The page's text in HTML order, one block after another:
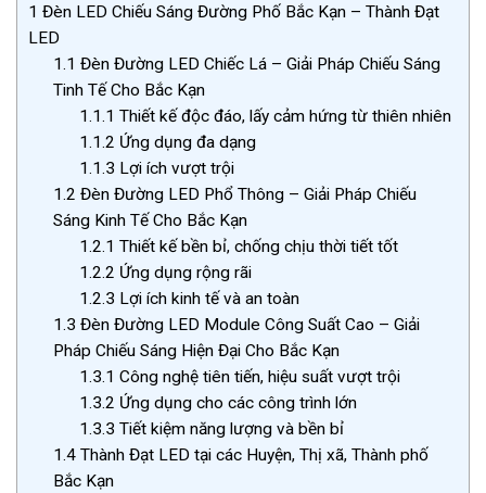
1 Đèn LED Chiếu Sáng Đường Phố Bắc Kạn – Thành Đạt
LED
1.1 Đèn Đường LED Chiếc Lá – Giải Pháp Chiếu Sáng
Tinh Tế Cho Bắc Kạn
1.1.1 Thiết kế độc đáo, lấy cảm hứng từ thiên nhiên
1.1.2 Ứng dụng đa dạng
1.1.3 Lợi ích vượt trội
1.2 Đèn Đường LED Phổ Thông – Giải Pháp Chiếu
Sáng Kinh Tế Cho Bắc Kạn
1.2.1 Thiết kế bền bỉ, chống chịu thời tiết tốt
1.2.2 Ứng dụng rộng rãi
1.2.3 Lợi ích kinh tế và an toàn
1.3 Đèn Đường LED Module Công Suất Cao – Giải
Pháp Chiếu Sáng Hiện Đại Cho Bắc Kạn
1.3.1 Công nghệ tiên tiến, hiệu suất vượt trội
1.3.2 Ứng dụng cho các công trình lớn
1.3.3 Tiết kiệm năng lượng và bền bỉ
1.4 Thành Đạt LED tại các Huyện, Thị xã, Thành phố
Bắc Kạn